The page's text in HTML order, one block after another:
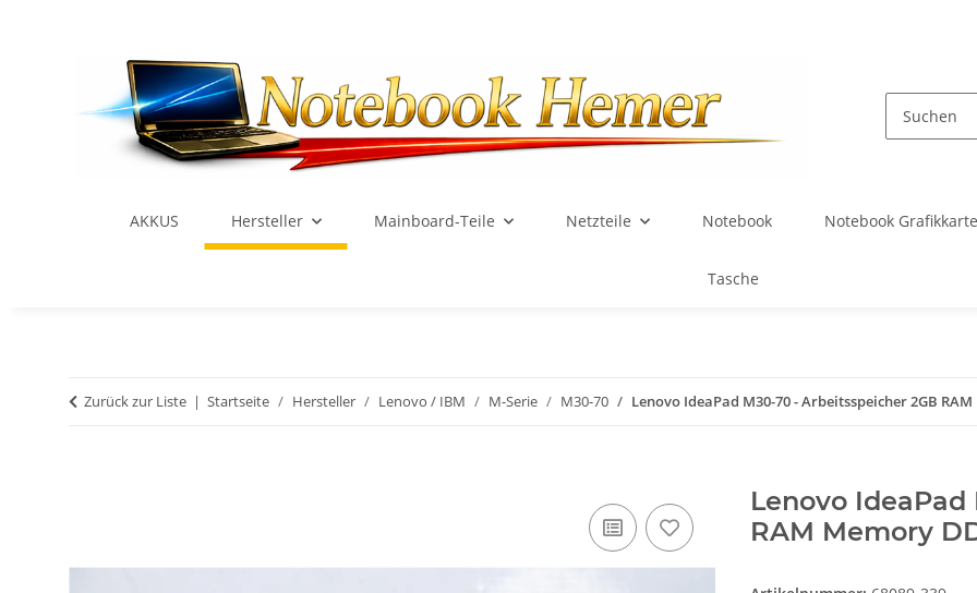
AKKUS Hersteller Mainboard-Teile Netzteile Notebook Notebook
Tasche
Zurück zur Liste Startseite Hersteller Lenovo / IBM M-Serie M30-70 Lenovo IdeaPad M30-70 - Arbeitsspeicher 2GB
Lenovo
RAM Memory